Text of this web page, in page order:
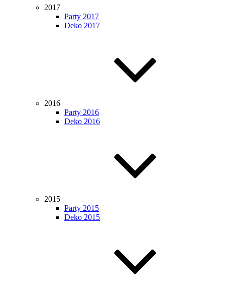
2017
Party 2017
Deko 2017
2016
Party 2016
Deko 2016
2015
Party 2015
Deko 2015